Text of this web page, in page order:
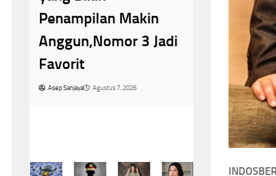
Penampilan Makin
Anggun,Nomor 3 Jadi
Favorit
Asep Sanjaya Agustus 7, 2026
Curi
Selatan,
pada
Voli
Asep Sanjaya